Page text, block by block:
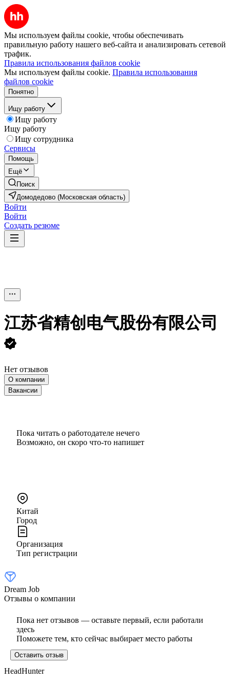
Мы используем файлы cookie, чтобы обеспечивать
правильную работу нашего веб-сайта и анализировать сетевой
трафик.
Правила использования файлов cookie
Мы используем файлы cookie. Правила использования
файлов cookie
Понятно
Ищу работу
Ищу работу
Ищу работу
Ищу сотрудника
Сервисы
Помощь
Ещё
Поиск
Домодедово (Московская область)
Войти
Войти
Создать резюме
江苏省精创电气股份有限公司
Нет отзывов
О компании
Вакансии
Пока читать о работодателе нечего
Возможно, он скоро что‑то напишет
Китай
Город
Организация
Тип регистрации
Dream Job
Отзывы о компании
Пока нет отзывов — оставьте первый, если работали
здесь
Поможете тем, кто сейчас выбирает место работы
Оставить отзыв
HeadHunter